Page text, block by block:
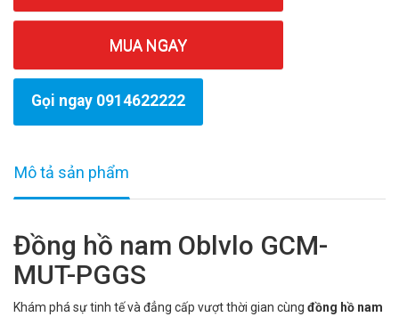
MUA NGAY
Gọi ngay 0914622222
Mô tả sản phẩm
Đồng hồ nam Oblvlo GCM-
MUT-PGGS
Khám phá sự tinh tế và đẳng cấp vượt thời gian cùng đồng hồ nam